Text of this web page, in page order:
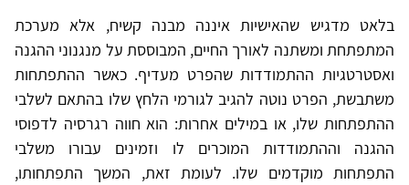
בלאט מדגיש שהאישיות איננה מבנה קשיח, אלא מערכת
המתפתחת ומשתנה לאורך החיים, המבוססת על מנגנוני ההגנה
ואסטרטגיות ההתמודדות שהפרט מעדיף. כאשר ההתפתחות
משתבשת, הפרט נוטה להגיב לגורמי הלחץ שלו בהתאם לשלבי
ההתפתחות שלו, או במילים אחרות: הוא חווה רגרסיה לדפוסי
ההגנה וההתמודדות המוכרים לו וזמינים עבורו משלבי
התפתחות מוקדמים שלו. לעומת זאת, המשך התפתחותו,